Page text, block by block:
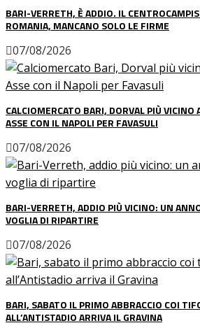
BARI-VERRETH, È ADDIO. IL
ROMANIA, MANCANO SOLO LE FIRME
07/08/2026
CALCIOMERCATO BARI, DORVAL PIÙ VICINO
ASSE CON IL NAPOLI PER FAVASULI
07/08/2026
BARI-VERRETH, ADDIO PIÙ VICINO: UN
VOGLIA DI RIPARTIRE
07/08/2026
BARI, SABATO IL PRIMO ABBRACCIO COI
ALL’ANTISTADIO ARRIVA IL GRAVINA